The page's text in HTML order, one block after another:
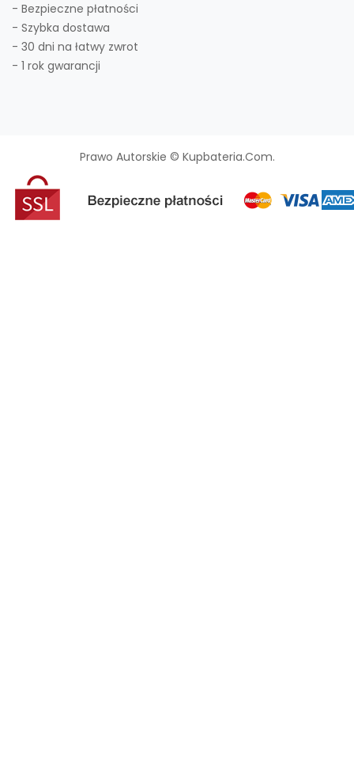
- Bezpieczne płatności
- Szybka dostawa
- 30 dni na łatwy zwrot
- 1 rok gwarancji
Prawo Autorskie © Kupbateria.com.